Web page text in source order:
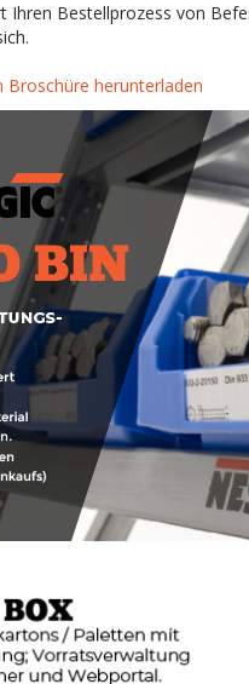
Ihren Bestellprozess von
Broschüre herunterladen